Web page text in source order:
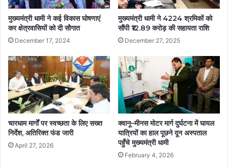
मुख्यमंत्री धामी ने कई विकास घोषणाएं
कर क्षेत्रवासियों को दी सौगात
December 17, 2024
मुख्यमंत्री धामी ने 4224 श्रमिकों को
सौंपी ₹12.89 करोड़ की सहायता राशि
December 27, 2025
चारधाम मार्गों पर स्वच्छता के लिए सख्त
निर्देश, अतिरिक्त फंड जारी
April 27, 2026
क्वानू–मीनस मोटर मार्ग दुर्घटना में घायल
यात्रियों का हाल पूछने दून अस्पताल
पहुँचे मुख्यमंत्री धामी
February 4, 2026